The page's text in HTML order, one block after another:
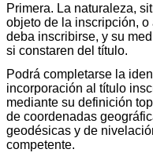
Primera. La naturaleza,
objeto de la inscripción,
deba inscribirse, y su
si constaren del título.
Podrá completarse la
incorporación al título
mediante su definición
de coordenadas
geodésicas y de
competente.